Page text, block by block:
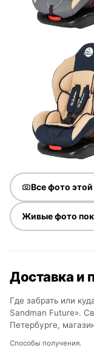
Все фото
Живые фото
Доставка и
Где забрать или
Sandman Future».
Петербурге,
Способы получения.